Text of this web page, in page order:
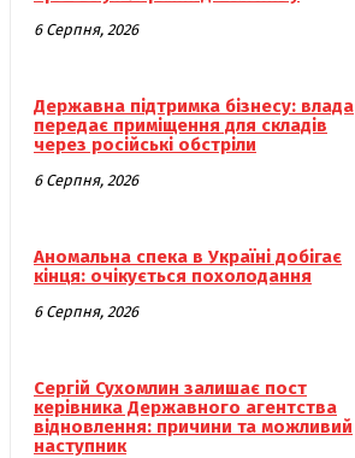
6 Серпня, 2026
Державна підтримка бізнесу: влада
передає приміщення для складів
через російські обстріли
6 Серпня, 2026
Аномальна спека в Україні добігає
кінця: очікується похолодання
6 Серпня, 2026
Сергій Сухомлин залишає пост
керівника Державного агентства
відновлення: причини та можливий
наступник